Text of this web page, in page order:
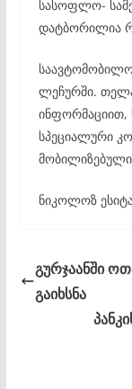
სასოფლო-
დატბორილია
ლეჩურში.
ინფორმაციით,
სპეციალური
ნიკოლოზ
გურჯაანში
გაიხსნა